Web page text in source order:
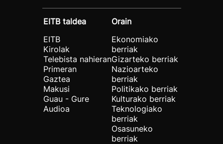
EITB taldea
EITB
Kirolak
Telebista nahieran
Primeran
Gaztea
Makusi
Guau - Gure
Audioa
Orain
Ekonomiako
berriak
Gizarteko berriak
Nazioarteko
berriak
Politikako berriak
Kulturako berriak
Teknologiako
berriak
Osasuneko
berriak